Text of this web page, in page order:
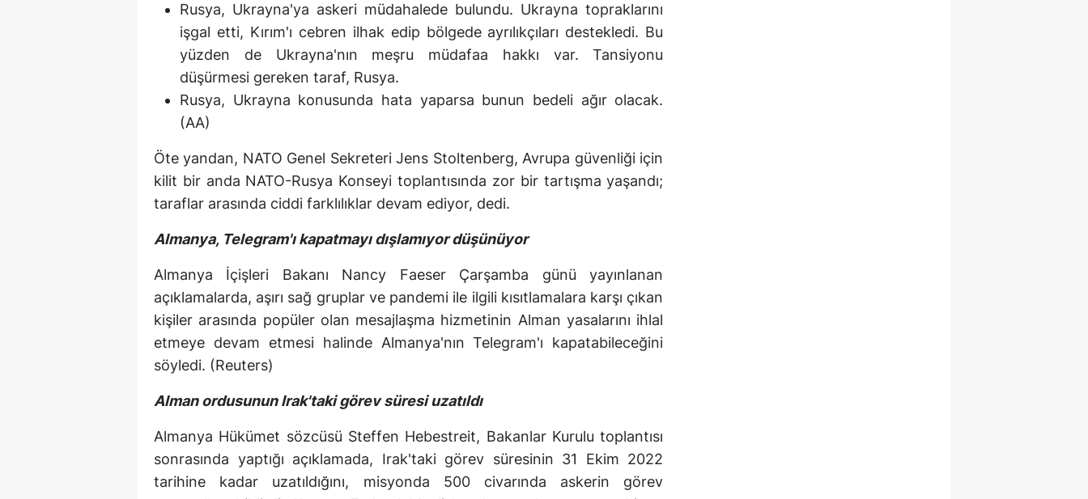
Rusya, Ukrayna'ya askeri müdahalede bulundu. Ukrayna topraklarını
işgal etti, Kırım'ı cebren ilhak edip bölgede ayrılıkçıları destekledi. Bu
yüzden de Ukrayna'nın meşru müdafaa hakkı var. Tansiyonu
düşürmesi gereken taraf, Rusya.
Rusya, Ukrayna konusunda hata yaparsa bunun bedeli ağır olacak.
(AA)
Öte yandan, NATO Genel Sekreteri Jens Stoltenberg, Avrupa güvenliği için
kilit bir anda NATO-Rusya Konseyi toplantısında zor bir tartışma yaşandı;
taraflar arasında ciddi farklılıklar devam ediyor, dedi.
Almanya, Telegram'ı kapatmayı dışlamıyor düşünüyor
Almanya İçişleri Bakanı Nancy Faeser Çarşamba günü yayınlanan
açıklamalarda, aşırı sağ gruplar ve pandemi ile ilgili kısıtlamalara karşı çıkan
kişiler arasında popüler olan mesajlaşma hizmetinin Alman yasalarını ihlal
etmeye devam etmesi halinde Almanya'nın Telegram'ı kapatabileceğini
söyledi. (Reuters)
Alman ordusunun Irak'taki görev süresi uzatıldı
Almanya Hükümet sözcüsü Steffen Hebestreit, Bakanlar Kurulu toplantısı
sonrasında yaptığı açıklamada, Irak'taki görev süresinin 31 Ekim 2022
tarihine kadar uzatıldığını, misyonda 500 civarında askerin görev